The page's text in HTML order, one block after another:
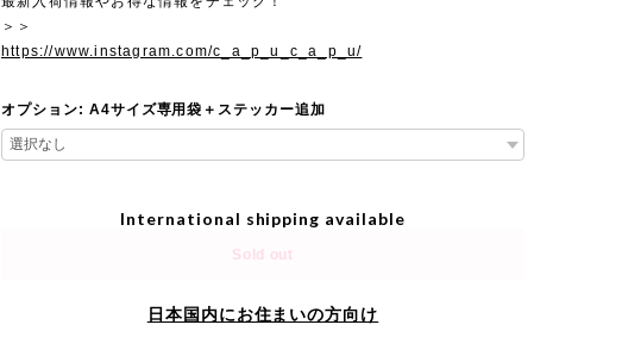
＞＞
https://www.instagram.com/c_a_p_u_c_a_p_u/
オプション: A4サイズ専用袋＋ステッカー追加
International shipping available
Sold out
日本国内にお住まいの方向け